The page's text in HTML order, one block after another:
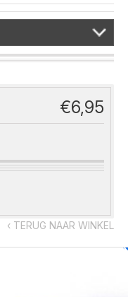
‹ TERUG NAAR WINKEL
€6,95